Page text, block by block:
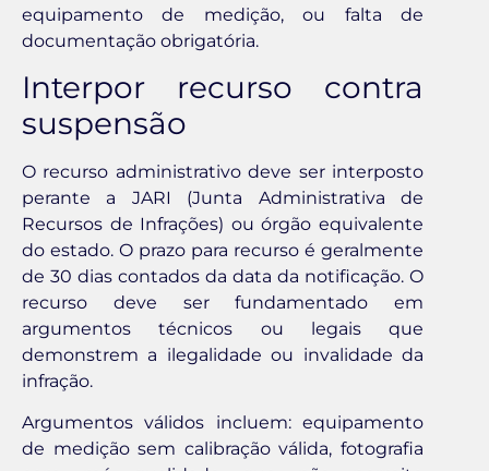
equipamento de medição, ou falta de
documentação obrigatória.
Interpor recurso contra
suspensão
O recurso administrativo deve ser interposto
perante a JARI (Junta Administrativa de
Recursos de Infrações) ou órgão equivalente
do estado. O prazo para recurso é geralmente
de 30 dias contados da data da notificação. O
recurso deve ser fundamentado em
argumentos técnicos ou legais que
demonstrem a ilegalidade ou invalidade da
infração.
Argumentos válidos incluem: equipamento
de medição sem calibração válida, fotografia